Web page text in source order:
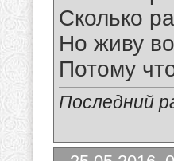
Сколько
Но живу
Потому
Последний